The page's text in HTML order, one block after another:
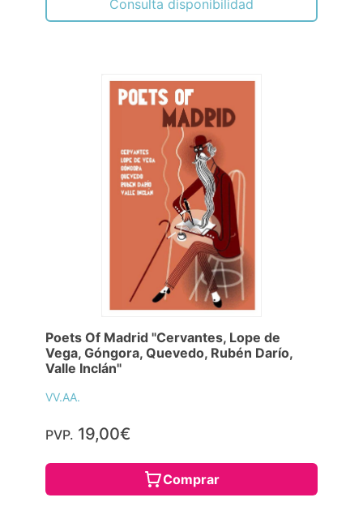
Consulta disponibilidad
Poets Of Madrid "Cervantes, Lope de
Vega, Góngora, Quevedo, Rubén Darío,
Valle Inclán"
VV.AA.
PVP. 19,00€
Comprar